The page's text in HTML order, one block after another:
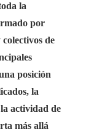
la
por
de
posición
la
actividad de
más allá